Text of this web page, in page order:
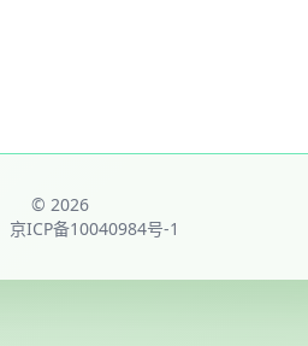
© 2026
京ICP备10040984号-1